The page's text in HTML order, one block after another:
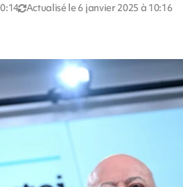
Actualisé le 6 janvier 2025 à 10:16